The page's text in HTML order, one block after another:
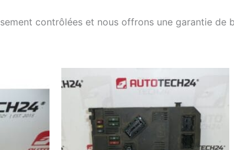
contrôlées et nous offrons une garantie de